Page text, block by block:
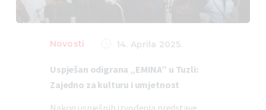
Novosti 14. Aprila 2025.
Uspješan odigrana „EMINA” u Tuzli:
Zajedno za kulturu i umjetnost
Nakon uspješnih izvođenja predstave